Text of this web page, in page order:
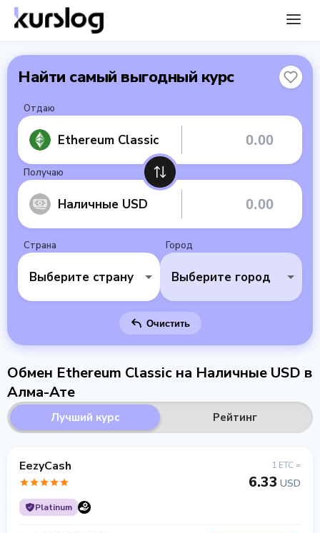
Найти самый выгодный курс
Отдаю
Ethereum Classic
Получаю
Наличные USD
Страна
Выберите страну
Город
Выберите город
Очистить
Обмен Ethereum Classic на Наличные USD в
Алма-Ате
Лучший курс Рейтинг
EezyCash
Platinum
1 ETC =
6.33 USD